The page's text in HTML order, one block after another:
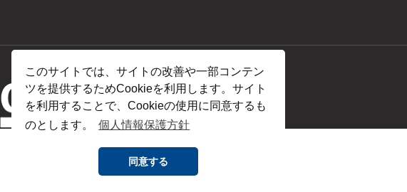
このサイトでは、サイトの改善や一部コンテン
ツを提供するためCookieを利用します。サイト
を利用することで、Cookieの使用に同意するも
のとします。
個人情報保護方針
同意する